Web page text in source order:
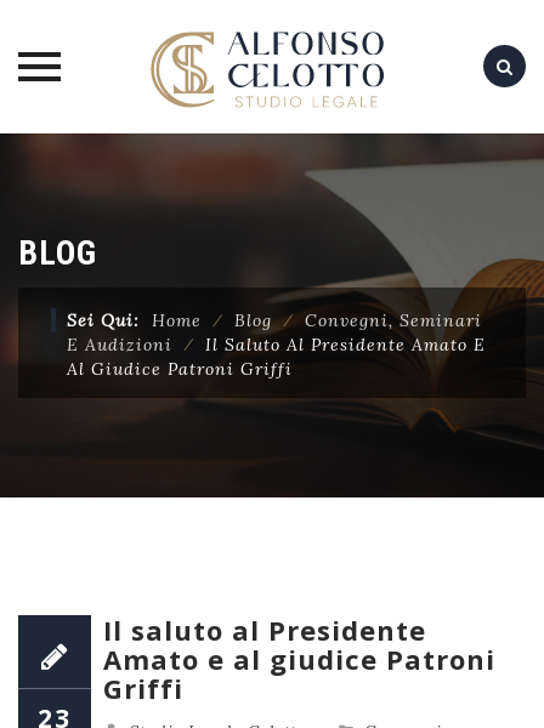
BLOG
Sei Qui: Home ⁄ Blog⁄ Convegni, Seminari
E Audizioni ⁄ Il Saluto Al Presidente Amato E
Al Giudice Patroni Griffi
23
Il saluto al Presidente
Amato e al giudice Patroni
Griffi